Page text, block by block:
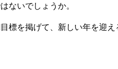
ないでしょうか。
標を掲げて、新しい年を迎